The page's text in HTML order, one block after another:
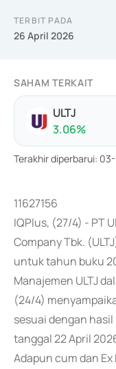
TERBIT PADA
26 April 2026
SAHAM TERKAIT
ULTJ
3.06%
Terakhir diperbarui:
11627156
IQPlus, (27/4) - PT
Company Tbk.
untuk tahun buku
Manajemen ULTJ
(24/4)
sesuai dengan hasil
tanggal 22 April
Adapun cum dan